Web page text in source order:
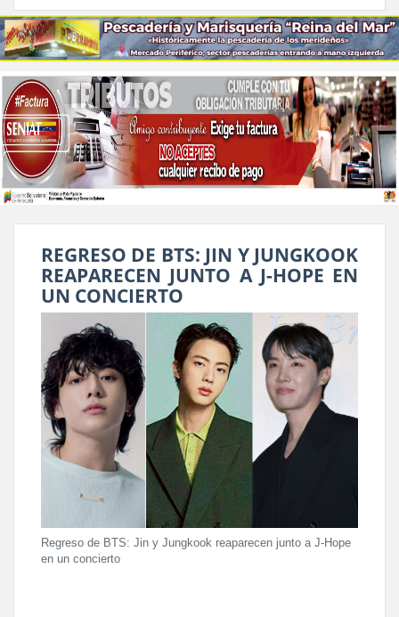
REGRESO DE BTS: JIN Y JUNGKOOK
REAPARECEN JUNTO A J-HOPE EN
UN CONCIERTO
Regreso de BTS: Jin y Jungkook reaparecen junto a J-Hope
en un concierto